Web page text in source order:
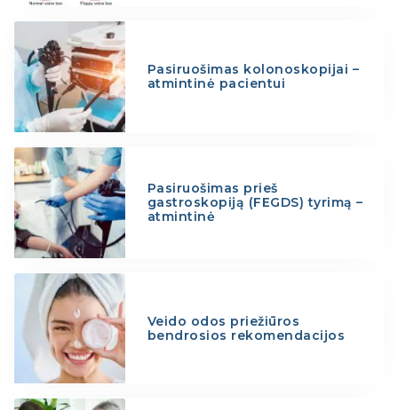
Pasiruošimas kolonoskopijai –
atmintinė pacientui
Pasiruošimas prieš
gastroskopiją (FEGDS) tyrimą –
atmintinė
Veido odos priežiūros
bendrosios rekomendacijos